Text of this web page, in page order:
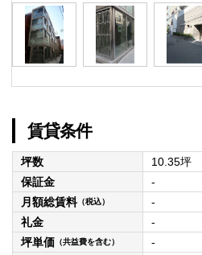
賃貸条件
坪数
10.35坪
保証金
-
月額総賃料（税込）
-
礼金
-
坪単価 （共益費を含む）
-